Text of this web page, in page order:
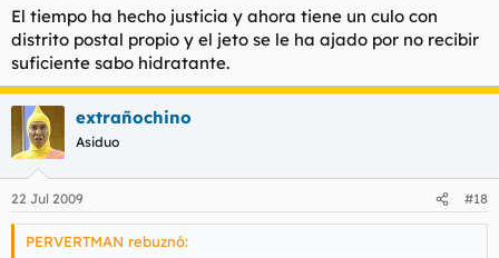
El tiempo ha hecho justicia y ahora tiene un culo con
distrito postal propio y el jeto se le ha ajado por no recibir
suficiente sabo hidratante.
extrañochino
Asiduo
22 Jul 2009 #18
PERVERTMAN rebuznó: